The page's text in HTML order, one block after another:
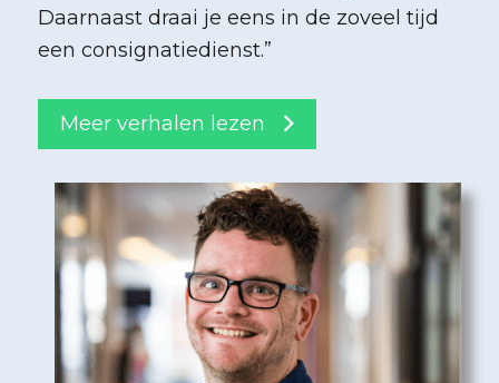
Daarnaast draai je eens in de zoveel tijd
een consignatiedienst.”
Meer verhalen lezen